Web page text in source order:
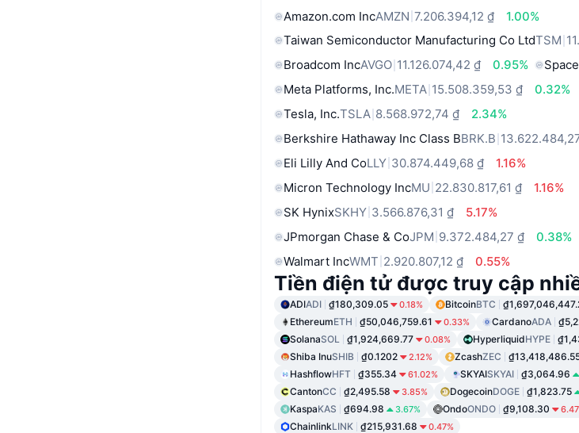
Amazon.com IncAMZN 7.206.394,12 ₫
1.00%
Taiwan Semiconductor Manufacturing Co LtdTSM
Broadcom IncAVGO 11.126.074,42 ₫ 0.95%
Meta Platforms, Inc.META 15.508.359,53 ₫
0.32%
Tesla, Inc.TSLA 8.568.972,74 ₫
2.34%
Berkshire Hathaway Inc Class BBRK.B
Eli Lilly And CoLLY 30.874.449,68 ₫
1.16%
Micron Technology IncMU 22.830.817,61 ₫
1.16%
SK HynixSKHY 3.566.876,31 ₫
5.17%
JPmorgan Chase & CoJPM 9.372.484,27 ₫
0.38%
Walmart IncWMT 2.920.807,12 ₫ 0.55%
Tiền điện tử được truy cập
ADIADI ₫180,309.05 0.18% BitcoinBTC
EthereumETH ₫50,046,759.61 0.33% CardanoADA
SolanaSOL ₫1,924,669.77 0.08% HyperliquidHYPE
Shiba InuSHIB ₫0.1202 2.12% ZcashZEC
HashflowHFT ₫355.34 61.02% SKYAISKYAI ₫3,064.96
CantonCC ₫2,495.58 3.85% DogecoinDOGE ₫1,823.75
KaspaKAS ₫694.98 3.67% OndoONDO ₫9,108.30
ChainlinkLINK ₫215,931.68 0.47%